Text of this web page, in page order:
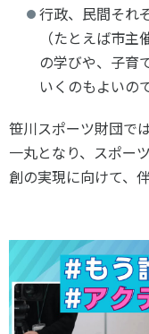
行政、民間それ
（たとえば市
の学びや、子育
いくのもよいの
笹川スポーツ財団で
一丸となり、スポー
創の実現に向けて、